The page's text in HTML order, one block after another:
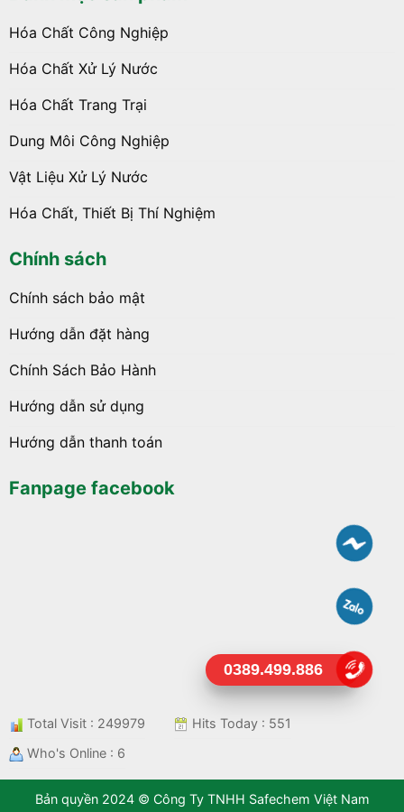
Hóa Chất Công Nghiệp
Hóa Chất Xử Lý Nước
Hóa Chất Trang Trại
Dung Môi Công Nghiệp
Vật Liệu Xử Lý Nước
Hóa Chất, Thiết Bị Thí Nghiệm
Chính sách
Chính sách bảo mật
Hướng dẫn đặt hàng
Chính Sách Bảo Hành
Hướng dẫn sử dụng
Hướng dẫn thanh toán
Fanpage facebook
Total Visit : 249979
Hits Today : 551
Who's Online : 6
Bản quyền 2024 © Công Ty TNHH Safechem Việt Nam
0389.499.886